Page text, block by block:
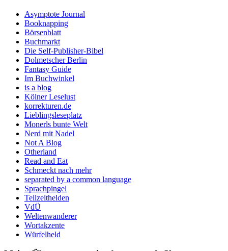
Asymptote Journal
Booknapping
Börsenblatt
Buchmarkt
Die Self-Publisher-Bibel
Dolmetscher Berlin
Fantasy Guide
Im Buchwinkel
is a blog
Kölner Leselust
korrekturen.de
Lieblingsleseplatz
Monerls bunte Welt
Nerd mit Nadel
Not A Blog
Otherland
Read and Eat
Schmeckt nach mehr
separated by a common language
Sprachpingel
Teilzeithelden
VdÜ
Weltenwanderer
Wortakzente
Würfelheld